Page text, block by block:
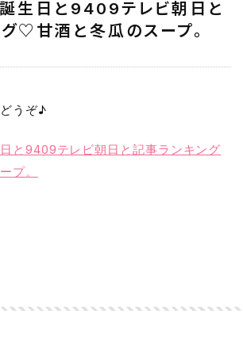
誕生日と9409テレビ朝日と
♡甘酒と冬瓜のスープ。
うぞ♪
と9409テレビ朝日と記事ランキング
プ。